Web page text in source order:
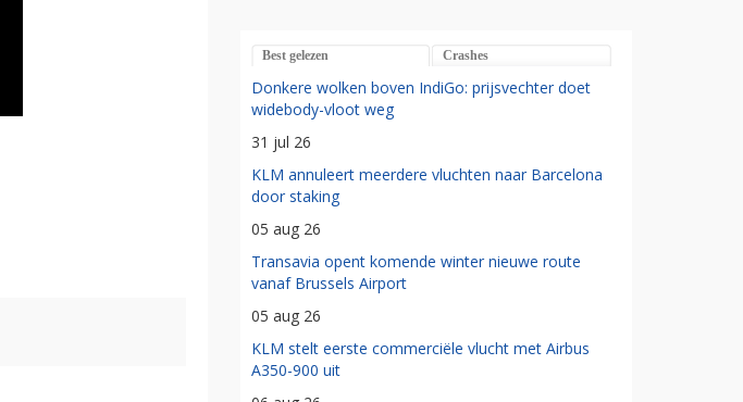
Best gelezen Crashes
Donkere wolken boven IndiGo: prijsvechter doet
widebody-vloot weg
31 jul 26
KLM annuleert meerdere vluchten naar Barcelona
door staking
05 aug 26
Transavia opent komende winter nieuwe route
vanaf Brussels Airport
05 aug 26
KLM stelt eerste commerciële vlucht met Airbus
A350-900 uit